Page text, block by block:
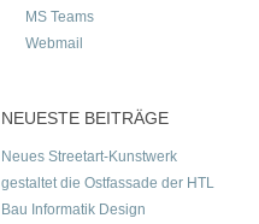
MS Teams
Webmail
NEUESTE BEITRÄGE
Neues Streetart-Kunstwerk
gestaltet die Ostfassade der HTL
Bau Informatik Design